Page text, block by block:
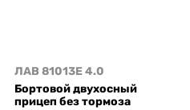
ЛАВ 81013E 4.0
Бортовой двухосный
прицеп без тормоза